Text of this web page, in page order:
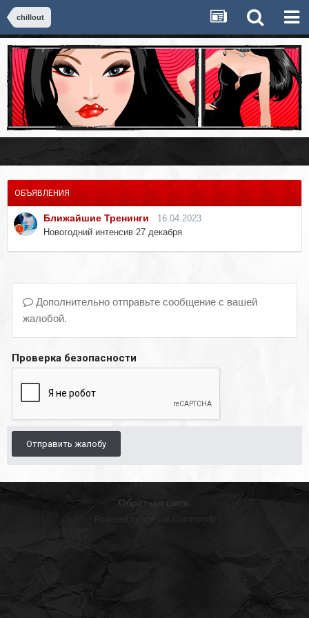
chillout
ОБЪЯВЛЕНИЯ
Ближайшие Тренинги
16.04.2023
Новогодний интенсив 27 декабря
Дополнительно отправьте сообщение с вашей
жалобой.
Проверка безопасности
Отправить жалобу
Обратная связь
Powered by Invision Community